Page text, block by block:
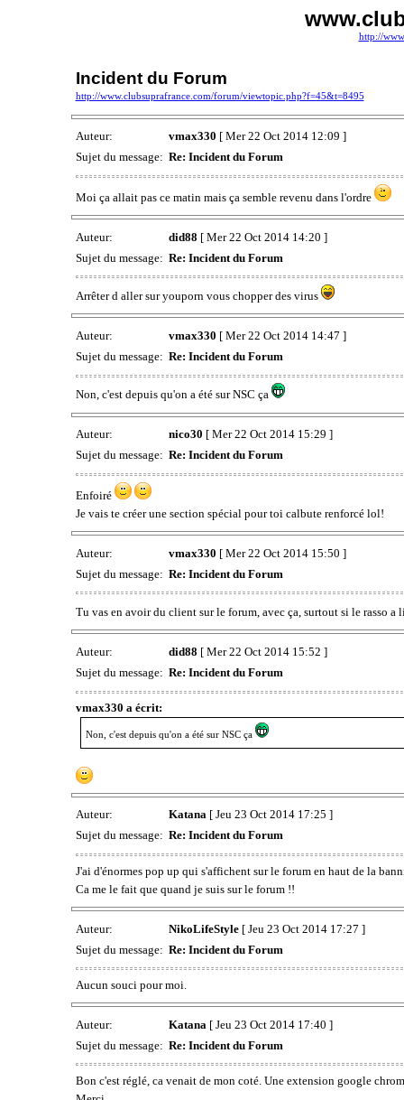
http://
Incident du Forum
http://www.clubsuprafrance.com/forum/viewtopic.php?f=45&t=8495
Auteur: vmax330 [ Mer 22 Oct 2014 12:09 ]
Sujet du message: Re: Incident du Forum
Moi ça allait pas ce matin mais ça semble revenu dans l'ordre
Auteur: did88 [ Mer 22 Oct 2014 14:20 ]
Sujet du message: Re: Incident du Forum
Arrêter d aller sur youporn vous chopper des virus
Auteur: vmax330 [ Mer 22 Oct 2014 14:47 ]
Sujet du message: Re: Incident du Forum
Non, c'est depuis qu'on a été sur NSC ça
Auteur: nico30 [ Mer 22 Oct 2014 15:29 ]
Sujet du message: Re: Incident du Forum
Enfoiré
Je vais te créer une section spécial pour toi calbute renforcé lol!
Auteur: vmax330 [ Mer 22 Oct 2014 15:50 ]
Sujet du message: Re: Incident du Forum
Tu vas en avoir du client sur le forum, avec ça, surtout si le rasso
Auteur: did88 [ Mer 22 Oct 2014 15:52 ]
Sujet du message: Re: Incident du Forum
vmax330 a écrit:
Non, c'est depuis qu'on a été sur NSC ça
Auteur: Katana[ Jeu 23 Oct 2014 17:25 ]
Sujet du message: Re: Incident du Forum
J'ai d'énormes pop up qui s'affichent sur le forum en haut de la
Ca me le fait que quand je suis sur le forum !!
Auteur: NikoLifeStyle[ Jeu 23 Oct 2014 17:27 ]
Sujet du message: Re: Incident du Forum
Aucun souci pour moi.
Auteur: Katana [ Jeu 23 Oct 2014 17:40 ]
Sujet du message: Re: Incident du Forum
Bon c'est réglé, ca venait de mon coté. Une extension google